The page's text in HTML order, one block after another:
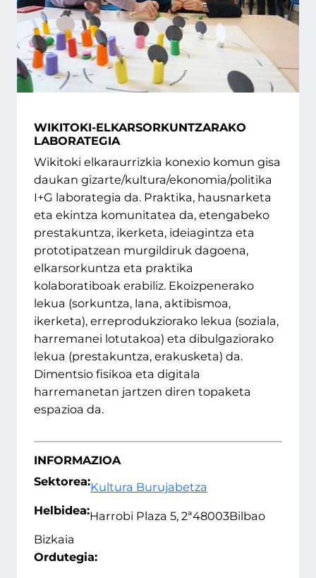
WIKITOKI-ELKARSORKUNTZARAKO
LABORATEGIA
Wikitoki elkaraurrizkia konexio komun gisa
daukan gizarte/kultura/ekonomia/politika
I+G laborategia da. Praktika, hausnarketa
eta ekintza komunitatea da, etengabeko
prestakuntza, ikerketa, ideiagintza eta
prototipatzean murgildiruk dagoena,
elkarsorkuntza eta praktika
kolaboratiboak erabiliz. Ekoizpenerako
lekua (sorkuntza, lana, aktibismoa,
ikerketa), erreprodukziorako lekua (soziala,
harremanei lotutakoa) eta dibulgaziorako
lekua (prestakuntza, erakusketa) da.
Dimentsio fisikoa eta digitala
harremanetan jartzen diren topaketa
espazioa da.
INFORMAZIOA
Sektorea:Kultura Burujabetza
Helbidea:Harrobi Plaza 5, 2ª48003Bilbao
Bizkaia
Ordutegia: